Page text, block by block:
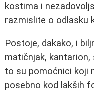
kostima i
razmislite o odlasku
Postoje, dakako, i
matičnjak, kantarion,
to su pomoćnici koji
posebno kod lakših